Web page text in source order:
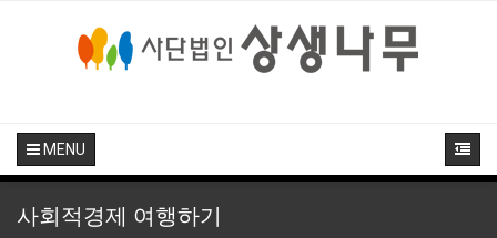
MENU
사회적경제 여행하기